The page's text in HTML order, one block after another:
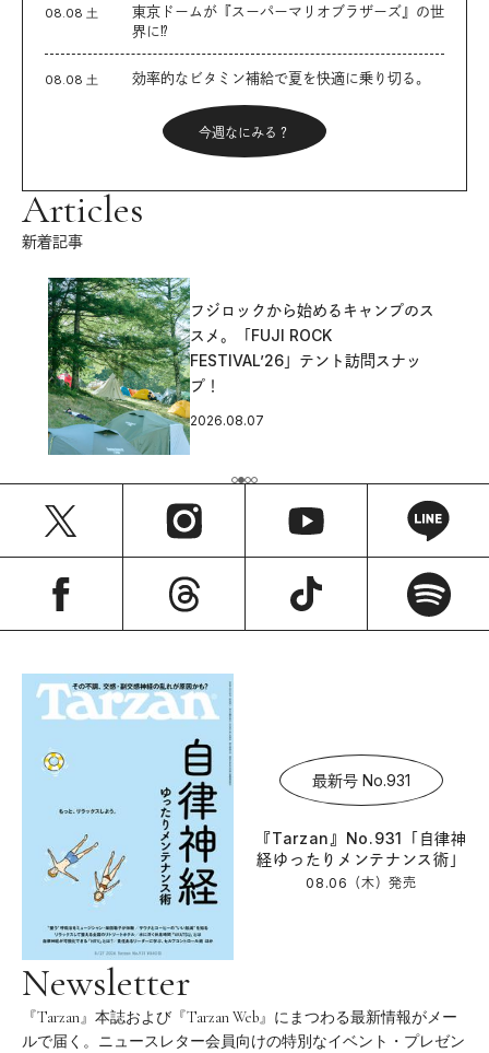
08.08 土
東京ドームが『スーパーマリオブラザーズ』の世
界に⁉︎
08.08 土 効率的なビタミン補給で夏を快適に乗り切る。
今週なにみる？
Articles
新着記事
フジロックから始めるキャンプのス
スメ。「FUJI ROCK
FESTIVAL’26」テント訪問スナッ
プ！
2026.08.07
最新号 No.931
『Tarzan』No.931「自律神
経ゆったりメンテナンス術」
08.06（木）発売
Newsletter
『Tarzan』本誌および『Tarzan Web』にまつわる最新情報がメー
ルで届く。ニュースレター会員向けの特別なイベント・プレゼン